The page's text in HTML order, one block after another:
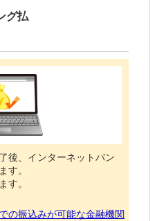
グ払
後、インターネットバン
す。
す。
の振込みが可能な金融機関